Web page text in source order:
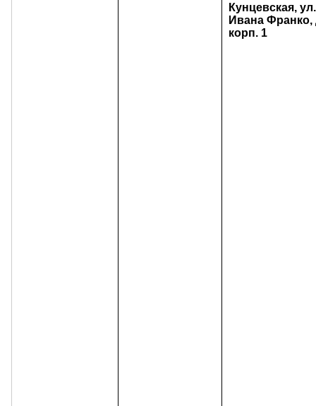
Кунцевская,ул.
Ивана Франко,
корп. 1